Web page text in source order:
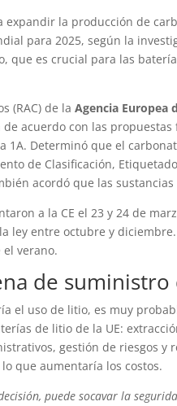
expandir la producción de
para 2025, según la
que es crucial para las
(RAC) de laAgencia Europea
acuerdo con las
1A. Determinó que el
de Clasificación,
acordó que las
a la CE el 23 y 24 de
ley entre octubre y
verano.
de
el uso de litio, es muy
de litio de la UE:
gestión de riesgos y
que aumentaría los costos.
puede socavar la